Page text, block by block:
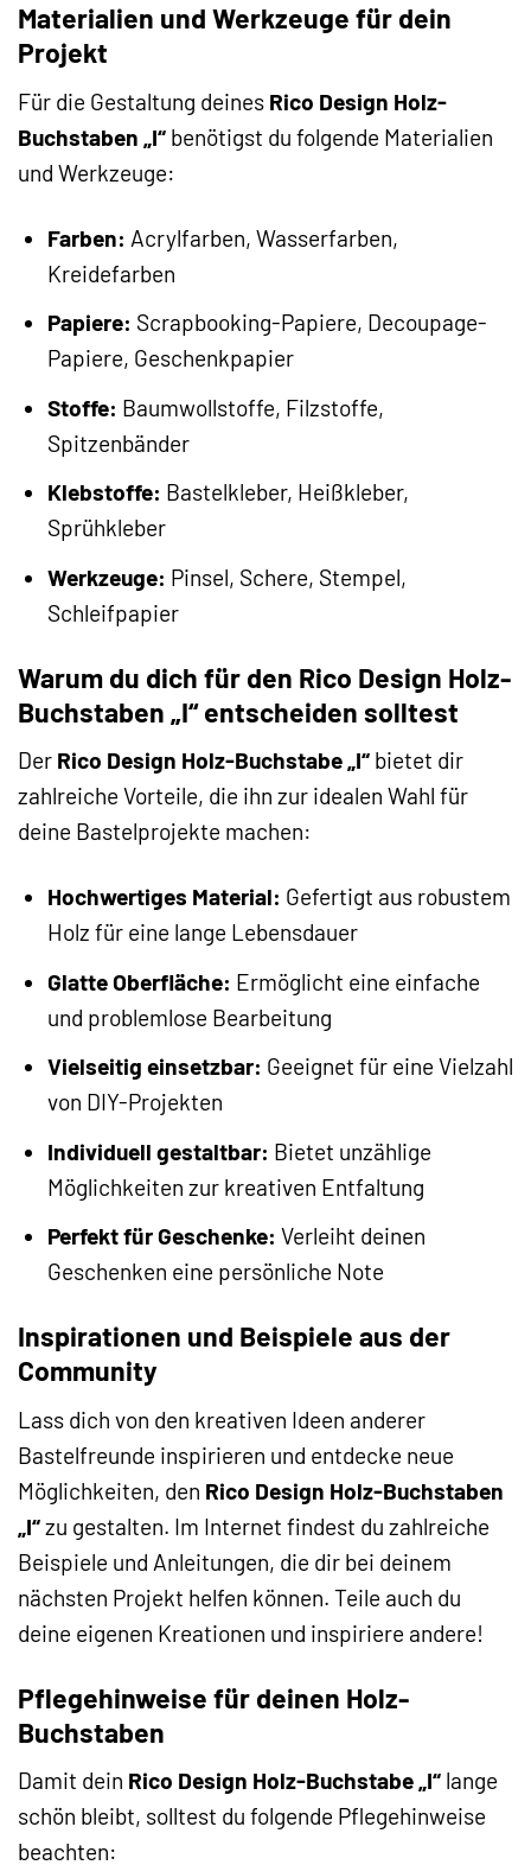
Materialien und Werkzeuge für dein
Projekt
Für die Gestaltung deines Rico Design Holz-
Buchstaben „I“ benötigst du folgende Materialien
und Werkzeuge:
Farben: Acrylfarben, Wasserfarben,
Kreidefarben
Papiere: Scrapbooking-Papiere, Decoupage-
Papiere, Geschenkpapier
Stoffe: Baumwollstoffe, Filzstoffe,
Spitzenbänder
Klebstoffe: Bastelkleber, Heißkleber,
Sprühkleber
Werkzeuge: Pinsel, Schere, Stempel,
Schleifpapier
Warum du dich für den Rico Design Holz-
Buchstaben „I“ entscheiden solltest
Der Rico Design Holz-Buchstabe „I“ bietet dir
zahlreiche Vorteile, die ihn zur idealen Wahl für
deine Bastelprojekte machen:
Hochwertiges Material: Gefertigt aus robustem
Holz für eine lange Lebensdauer
Glatte Oberfläche: Ermöglicht eine einfache
und problemlose Bearbeitung
Vielseitig einsetzbar: Geeignet für eine Vielzahl
von DIY-Projekten
Individuell gestaltbar: Bietet unzählige
Möglichkeiten zur kreativen Entfaltung
Perfekt für Geschenke: Verleiht deinen
Geschenken eine persönliche Note
Inspirationen und Beispiele aus der
Community
Lass dich von den kreativen Ideen anderer
Bastelfreunde inspirieren und entdecke neue
Möglichkeiten, den Rico Design Holz-Buchstaben
„I“zu gestalten. Im Internet findest du zahlreiche
Beispiele und Anleitungen, die dir bei deinem
nächsten Projekt helfen können. Teile auch du
deine eigenen Kreationen und inspiriere andere!
Pflegehinweise für deinen Holz-
Buchstaben
Damit dein Rico Design Holz-Buchstabe „I“ lange
schön bleibt, solltest du folgende Pflegehinweise
beachten: